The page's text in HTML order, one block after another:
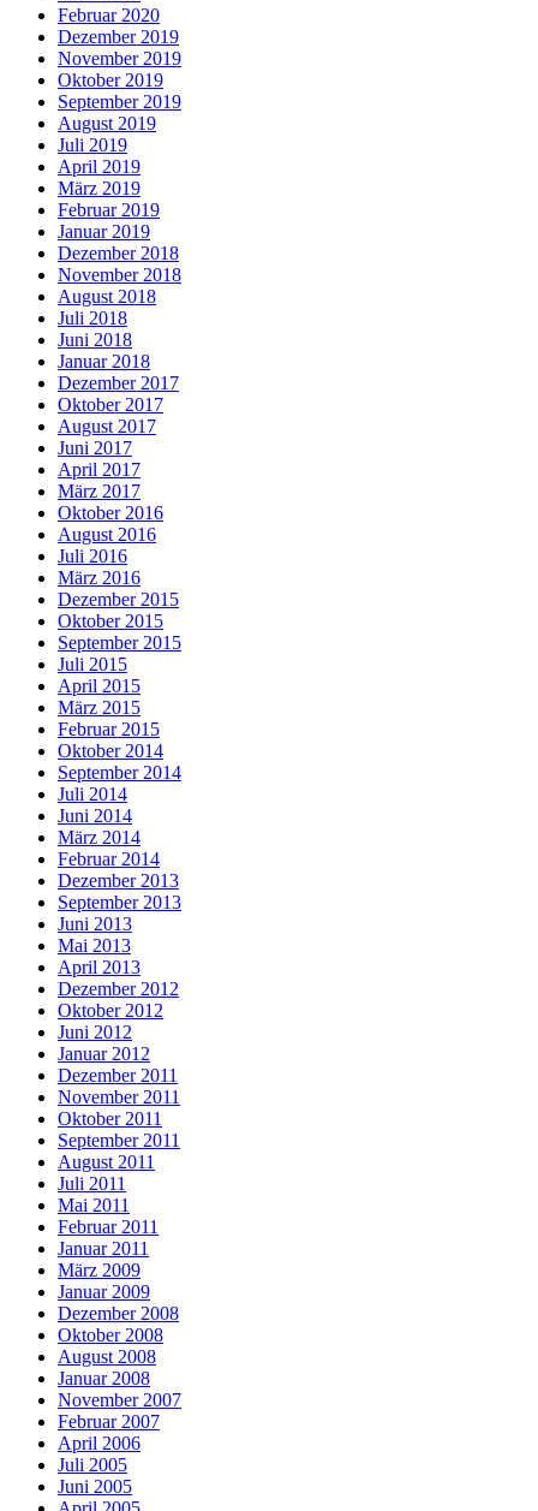
Februar 2020
Dezember 2019
November 2019
Oktober 2019
September 2019
August 2019
Juli 2019
April 2019
März 2019
Februar 2019
Januar 2019
Dezember 2018
November 2018
August 2018
Juli 2018
Juni 2018
Januar 2018
Dezember 2017
Oktober 2017
August 2017
Juni 2017
April 2017
März 2017
Oktober 2016
August 2016
Juli 2016
März 2016
Dezember 2015
Oktober 2015
September 2015
Juli 2015
April 2015
März 2015
Februar 2015
Oktober 2014
September 2014
Juli 2014
Juni 2014
März 2014
Februar 2014
Dezember 2013
September 2013
Juni 2013
Mai 2013
April 2013
Dezember 2012
Oktober 2012
Juni 2012
Januar 2012
Dezember 2011
November 2011
Oktober 2011
September 2011
August 2011
Juli 2011
Mai 2011
Februar 2011
Januar 2011
März 2009
Januar 2009
Dezember 2008
Oktober 2008
August 2008
Januar 2008
November 2007
Februar 2007
April 2006
Juli 2005
Juni 2005